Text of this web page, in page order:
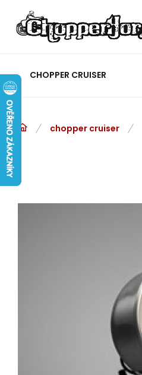
CHOPPER CRUISER
chopper cruiser